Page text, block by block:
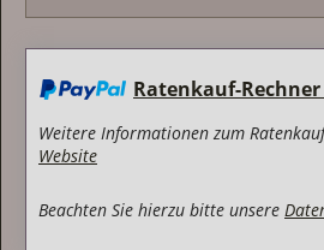
Sommer
Zollstockstr. 44
66955 Pirmasens
Deutschland
Ratenkauf-
Weitere Informationen zum
Website
Beachten Sie hierzu bitte unsere